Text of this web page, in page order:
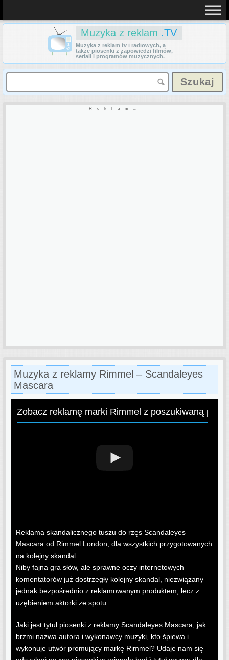
Muzyka z reklam .TV
Muzyka z reklam tv i radiowych, a
także piosenki z zapowiedzi filmów,
seriali i programów muzycznych.
Reklama
Muzyka z reklamy Rimmel – Scandaleyes
Mascara
Zobacz reklamę marki Rimmel z poszukiwaną
Reklama skandalicznego tuszu do rzęs Scandaleyes
Mascara od Rimmel London, dla wszystkich przygotowanych
na kolejny skandal.
Niby fajna gra słów, ale sprawne oczy internetowych
komentatorów już dostrzegły kolejny skandal, niezwiązany
jednak bezpośrednio z reklamowanym produktem, lecz z
uzębieniem aktorki ze spotu.
Jaki jest tytuł piosenki z reklamy Scandaleyes Mascara, jak
brzmi nazwa autora i wykonawcy muzyki, kto śpiewa i
wykonuje utwór promujący markę Rimmel? Udaje nam się